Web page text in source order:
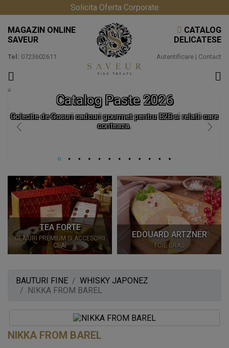
Solicita Oferta Corporate
MAGAZIN ONLINE
SAVEUR
Tel: 0723602611
CATALOG
DELICATESE
Autentificare | Contact
Catalog Paste 2026
Colectie de Cosuri cadouri gourmet pentru B2B si relatii care
conteaza.
TEA FORTE
CEAIURI PREMIUM SI ACCESORII
CEAI
EDOUARD ARTZNER
FOIE GRAS
BAUTURI FINE
WHISKY JAPONEZ
NIKKA FROM BAREL
NIKKA FROM BAREL